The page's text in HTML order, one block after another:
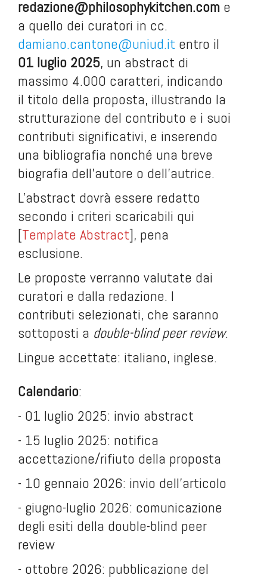
redazione@philosophykitchen.com e
a quello dei curatori in cc.
damiano.cantone@uniud.it entro il
01 luglio 2025, un abstract di
massimo 4.000 caratteri, indicando
il titolo della proposta, illustrando la
strutturazione del contributo e i suoi
contributi significativi, e inserendo
una bibliografia nonché una breve
biografia dell’autore o dell’autrice.
L'abstract dovrà essere redatto
secondo i criteri scaricabili qui
[Template Abstract], pena
esclusione.
Le proposte verranno valutate dai
curatori e dalla redazione. I
contributi selezionati, che saranno
sottoposti a double-blind peer review.
Lingue accettate: italiano, inglese.
Calendario:
- 01 luglio 2025: invio abstract
- 15 luglio 2025: notifica
accettazione/rifiuto della proposta
- 10 gennaio 2026: invio dell'articolo
- giugno-luglio 2026: comunicazione
degli esiti della double-blind peer
review
- ottobre 2026: pubblicazione del